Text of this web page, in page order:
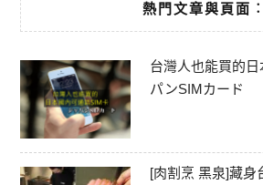
熱門文章與頁面︰
台灣人也能買的
パンSIMカード
[肉割烹 黑泉]藏身